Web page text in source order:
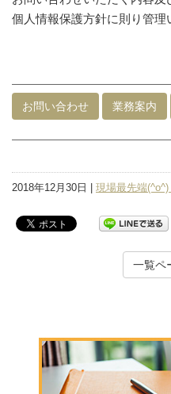
個人情報保護方針に則り管理
お問い合わせ 業務案内
2018年12月30日 | 現場最先端
一覧ペ